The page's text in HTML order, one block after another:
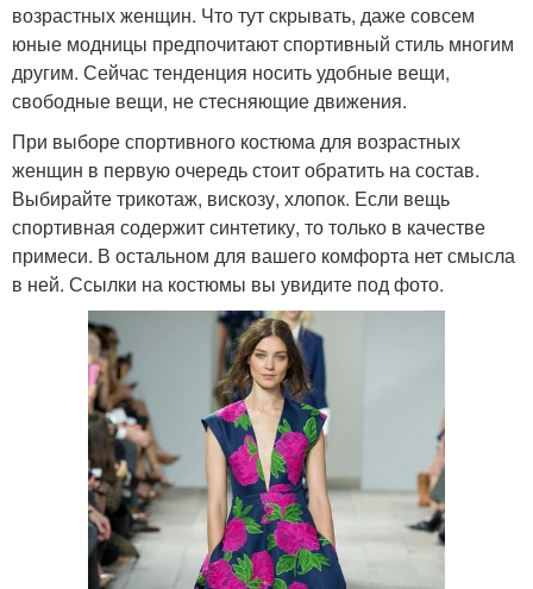
возрастных женщин. Что тут скрывать, даже совсем
юные модницы предпочитают спортивный стиль многим
другим. Сейчас тенденция носить удобные вещи,
свободные вещи, не стесняющие движения.
При выборе спортивного костюма для возрастных
женщин в первую очередь стоит обратить на состав.
Выбирайте трикотаж, вискозу, хлопок. Если вещь
спортивная содержит синтетику, то только в качестве
примеси. В остальном для вашего комфорта нет смысла
в ней. Ссылки на костюмы вы увидите под фото.